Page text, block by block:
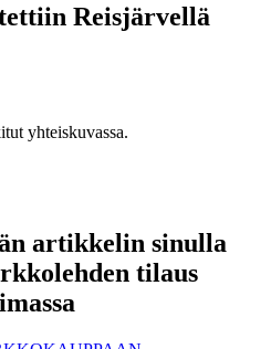
Reisjärvellä
yhteiskuvassa.
artikkelin sinulla
tilaus